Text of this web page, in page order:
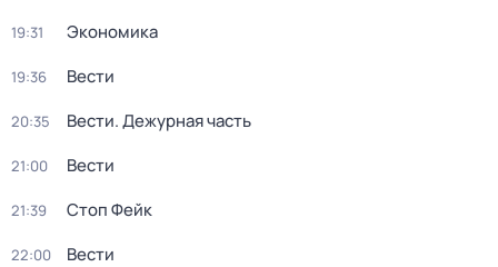
19:31 Экономика
19:36 Вести
20:35 Вести. Дежурная часть
21:00 Вести
21:39 Стоп Фейк
22:00 Вести